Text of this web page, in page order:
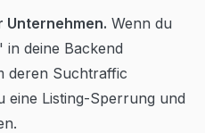
Unternehmen. Wenn du
deine Backend
deren Suchtraffic
eine Listing-Sperrung und